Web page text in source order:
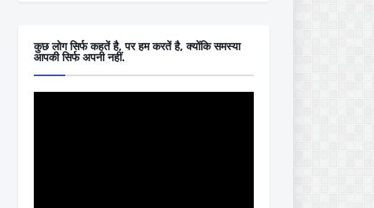
कुछ लोग सिर्फ कहतें है, पर हम करतें है, क्योंकि समस्या
आपकी सिर्फ अपनी नहीं.